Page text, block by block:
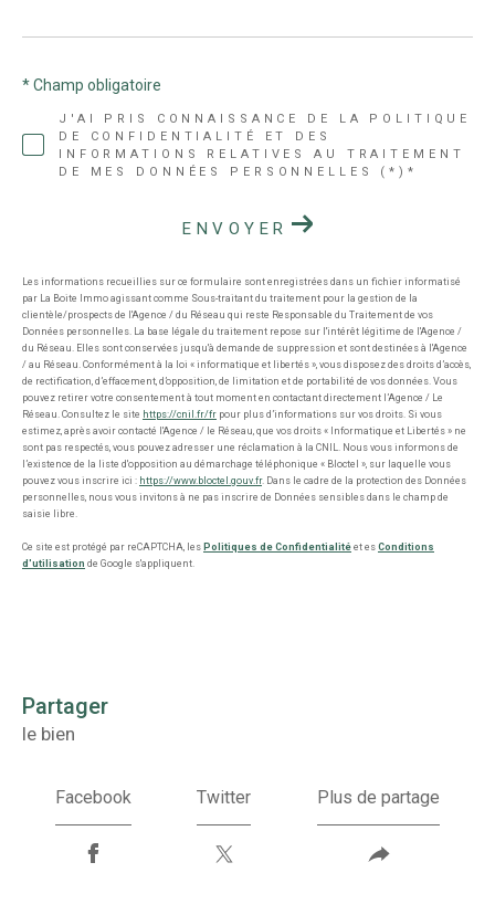
J'AI PRIS CONNAISSANCE DE LA POLITIQUE
DE CONFIDENTIALITÉ ET DES
INFORMATIONS RELATIVES AU TRAITEMENT
DE MES DONNÉES PERSONNELLES (*)*
* Champ obligatoire
ENVOYER
Les informations recueillies sur ce formulaire sont enregistrées dans un fichier informatisé
par La Boite Immo agissant comme Sous-traitant du traitement pour la gestion de la
clientèle/prospects de l'Agence / du Réseau qui reste Responsable du Traitement de vos
Données personnelles. La base légale du traitement repose sur l'intérêt légitime de l'Agence /
du Réseau. Elles sont conservées jusqu'à demande de suppression et sont destinées à l'Agence
/ au Réseau. Conformément à la loi « informatique et libertés », vous disposez des droits d’accès,
de rectification, d’effacement, d’opposition, de limitation et de portabilité de vos données. Vous
pouvez retirer votre consentement à tout moment en contactant directement l’Agence / Le
Réseau. Consultez le site https://cnil.fr/fr pour plus d’informations sur vos droits. Si vous
estimez, après avoir contacté l'Agence / le Réseau, que vos droits « Informatique et Libertés » ne
sont pas respectés, vous pouvez adresser une réclamation à la CNIL. Nous vous informons de
l’existence de la liste d'opposition au démarchage téléphonique « Bloctel », sur laquelle vous
pouvez vous inscrire ici : https://www.bloctel.gouv.fr. Dans le cadre de la protection des Données
personnelles, nous vous invitons à ne pas inscrire de Données sensibles dans le champ de
saisie libre.
Ce site est protégé par reCAPTCHA, les Politiques de Confidentialité et es Conditions
d'utilisation de Google s'appliquent.
partager
le bien
Facebook Twitter Plus de partage